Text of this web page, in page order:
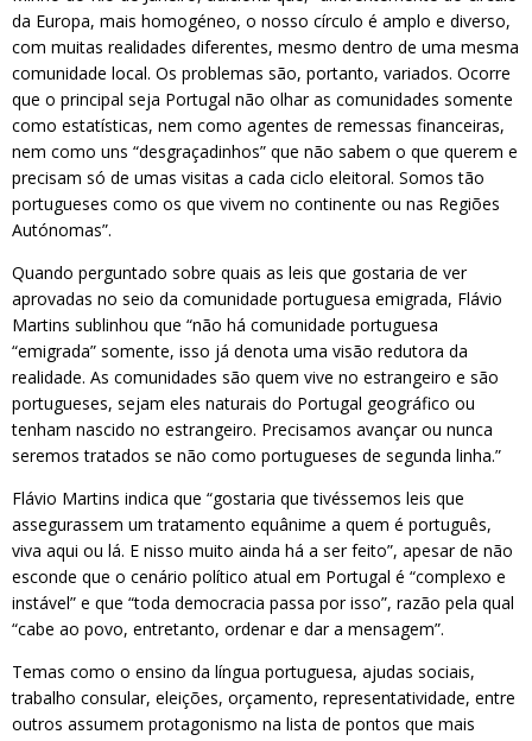
da Europa, mais homogéneo, o nosso círculo é amplo e diverso,
com muitas realidades diferentes, mesmo dentro de uma mesma
comunidade local. Os problemas são, portanto, variados. Ocorre
que o principal seja Portugal não olhar as comunidades somente
como estatísticas, nem como agentes de remessas financeiras,
nem como uns “desgraçadinhos” que não sabem o que querem e
precisam só de umas visitas a cada ciclo eleitoral. Somos tão
portugueses como os que vivem no continente ou nas Regiões
Autónomas”.
Quando perguntado sobre quais as leis que gostaria de ver
aprovadas no seio da comunidade portuguesa emigrada, Flávio
Martins sublinhou que “não há comunidade portuguesa
“emigrada” somente, isso já denota uma visão redutora da
realidade. As comunidades são quem vive no estrangeiro e são
portugueses, sejam eles naturais do Portugal geográfico ou
tenham nascido no estrangeiro. Precisamos avançar ou nunca
seremos tratados se não como portugueses de segunda linha.”
Flávio Martins indica que “gostaria que tivéssemos leis que
assegurassem um tratamento equânime a quem é português,
viva aqui ou lá. E nisso muito ainda há a ser feito”, apesar de não
esconde que o cenário político atual em Portugal é “complexo e
instável” e que “toda democracia passa por isso”, razão pela qual
“cabe ao povo, entretanto, ordenar e dar a mensagem”.
Temas como o ensino da língua portuguesa, ajudas sociais,
trabalho consular, eleições, orçamento, representatividade, entre
outros assumem protagonismo na lista de pontos que mais